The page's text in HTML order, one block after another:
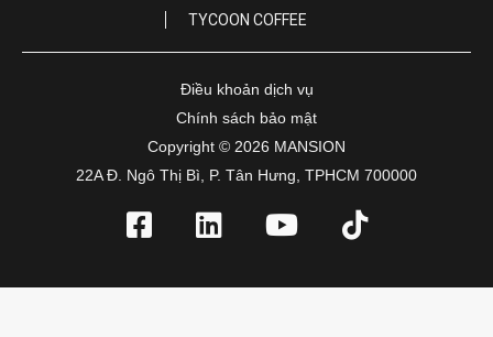
TYCOON COFFEE
Điều khoản dịch vụ
Chính sách bảo mật
Copyright © 2026 MANSION
22A Đ. Ngô Thị Bì, P. Tân Hưng, TPHCM 700000